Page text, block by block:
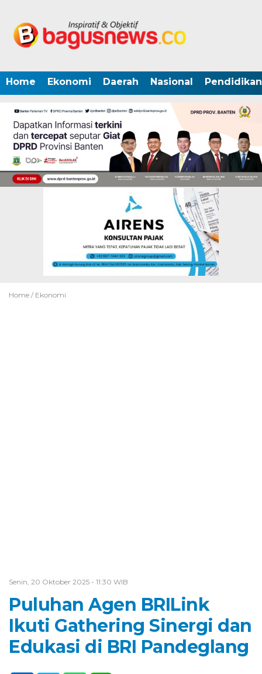
Home Ekonomi Daerah Nasional Pendidikan
Home / Ekonomi
Senin, 20 Oktober 2025 - 11:30 WIB
Puluhan Agen BRILink
Ikuti Gathering Sinergi dan
Edukasi di BRI Pandeglang